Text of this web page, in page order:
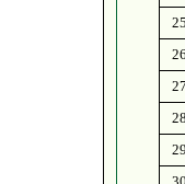
25
26
27
28
29